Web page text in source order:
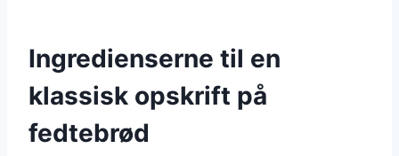
Ingredienserne til en
klassisk opskrift på
fedtebrød